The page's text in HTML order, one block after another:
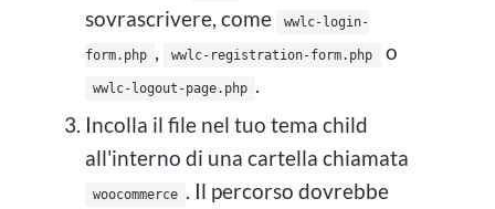
sovrascrivere, come
wwlc-login-
form.php , wwlc-registration-form.php o
wwlc-logout-page.php .
Incolla il file nel tuo tema child
all'interno di una cartella chiamata
woocommerce . Il percorso dovrebbe